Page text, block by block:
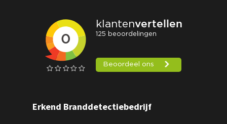
Erkend Branddetectiebedrijf